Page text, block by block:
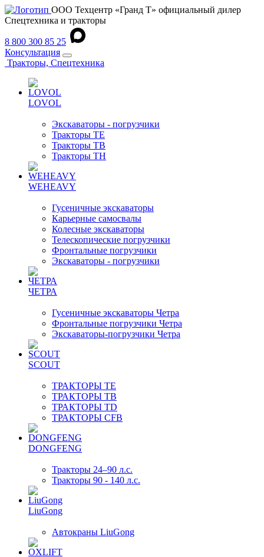
ООО Техцентр «Гранд Т» официальный дилер
Спецтехника и тракторы
8 800 300 85 25
Консультация
Тракторы, Спецтехника
LOVOL
Экскаваторы - погрузчики
Тракторы TE
Тракторы TB
Тракторы TH
WEHEAVY
Гусеничные экскаваторы
Карьерные самосвалы
Колесные экскаваторы
Телескопические погрузчики
Фронтальные погрузчики
Экскаваторы - погрузчики
ЧЕТРА
Гусеничные экскаваторы Четра
Фронтальные погрузчики Четра
Экскаваторы-погрузчики Четра
SCOUT
ТРАКТОРЫ TE
ТРАКТОРЫ TB
ТРАКТОРЫ TD
ТРАКТОРЫ CFB
DONGFENG
Тракторы 24–90 л.с.
Тракторы 90 - 140 л.с.
LiuGong
Автокраны LiuGong